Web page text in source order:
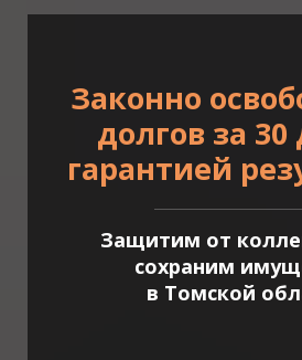
Законно
долгов за 30
гарантией
Защитим от
сохраним
в Томской